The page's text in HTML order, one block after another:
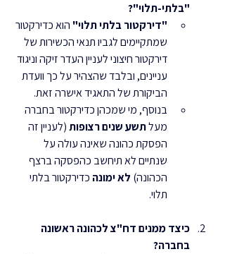
"בלתי-תלוי"?
"דירקטור בלתי תלוי" הוא כדירקטור
שמתקיימים לגביו תנאי הכשירות של
דירקטור חיצוני לעניין העדר זיקה וניגוד
עניינים, ובלבד שהצהיר על כך וועדת
הביקורת של התאגיד אישרה זאת.
בנוסף, מי שמכהן כדירקטור בחברה
מעל תשע שנים רצופות (לעניין זה
הפסקת כהונה שאינה עולה על
שנתיים לא תיחשב כהפסקה ברצף
הכהונה) לא ימונה כדירקטור בלתי
תלוי.
כיצד ממנים דח"צ לכהונה ראשונה
בחברה?